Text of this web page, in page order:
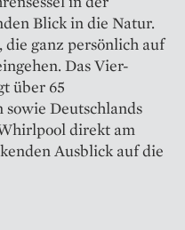
Blick in die Natur.
die ganz persönlich auf
Das Vier-
über 65
Deutschlands
direkt am
Ausblick auf die